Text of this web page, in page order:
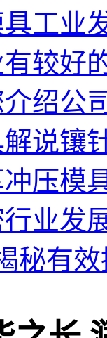
工业
较好
绍公
说镶
压模
业发
秘有